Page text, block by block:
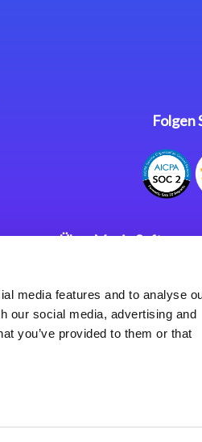
media features and to analyse
our social media, advertising and
you’ve provided to them or that
Folgen
Über Magic Software
Karriere
Datenschutzerklärung
Weltweite